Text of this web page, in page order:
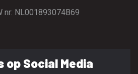
nr: NL001893074B69
op Social Media